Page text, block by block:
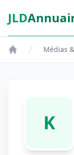
Aspect SDM
JLD
Médias
K